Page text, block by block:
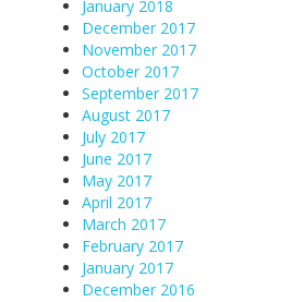
January 2018
December 2017
November 2017
October 2017
September 2017
August 2017
July 2017
June 2017
May 2017
April 2017
March 2017
February 2017
January 2017
December 2016